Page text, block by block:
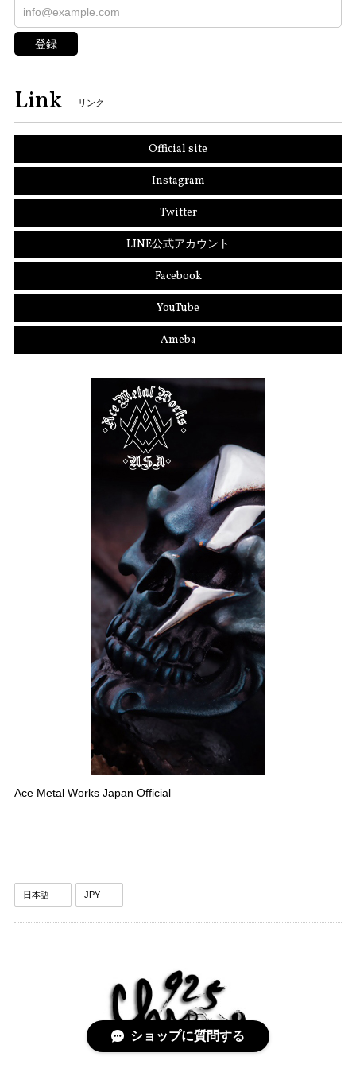
登録
Link リンク
Official site
Instagram
Twitter
LINE公式アカウント
Facebook
YouTube
Ameba
Ace Metal Works Japan Official
ショップに質問する